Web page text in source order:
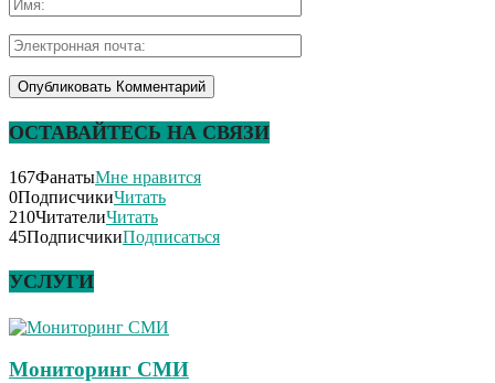
ОСТАВАЙТЕСЬ НА СВЯЗИ
167ФанатыМне нравится
0ПодписчикиЧитать
210ЧитателиЧитать
45ПодписчикиПодписаться
УСЛУГИ
Мониторинг СМИ